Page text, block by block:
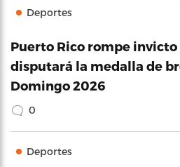
Deportes
Puerto Rico rompe invicto
disputará la medalla de
Domingo 2026
0
Deportes